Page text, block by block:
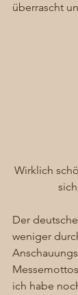
überrascht
Wirklich
Der
weniger
ich habe